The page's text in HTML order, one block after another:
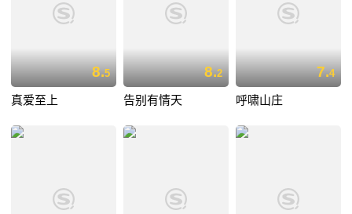
8.5
真爱至上
8.2
告别有情天
7.4
呼啸山庄